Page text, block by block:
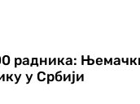
радника:
у Србији